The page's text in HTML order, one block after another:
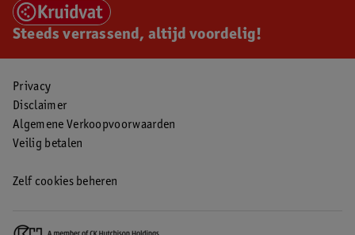
Steeds verrassend, altijd voordelig!
Privacy
Disclaimer
Algemene Verkoopvoorwaarden
Veilig betalen
Zelf cookies beheren